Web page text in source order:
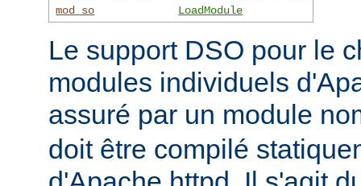
mod_so
LoadModule
Le support DSO pour le
modules individuels
assuré par un module
doit être compilé